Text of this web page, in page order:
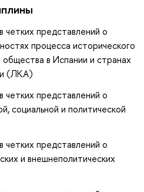
представлений о
процесса исторического
в Испании и странах
(ЛКА)
представлений о
социальной и политической
представлений о
и внешнеполитических